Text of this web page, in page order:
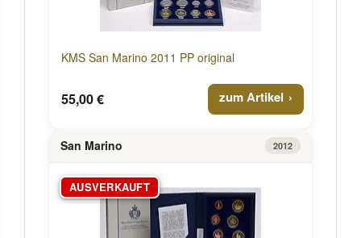
KMS San Marino 2011 PP original
55,00 € zum Artikel
San Marino 2012
AUSVERKAUFT